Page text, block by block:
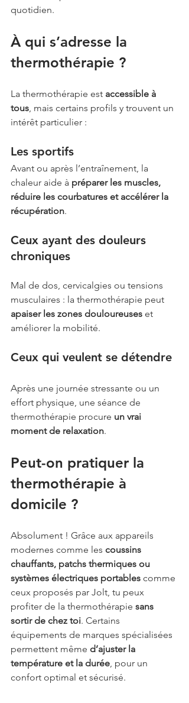
quotidien.
À qui s’adresse la
thermothérapie ?
La thermothérapie est accessible à
tous, mais certains profils y trouvent un
intérêt particulier :
Les sportifs
Avant ou après l’entraînement, la
chaleur aide à préparer les muscles,
réduire les courbatures et accélérer la
récupération.
Ceux ayant des douleurs
chroniques
Mal de dos, cervicalgies ou tensions
musculaires : la thermothérapie peut
apaiser les zones douloureuses et
améliorer la mobilité.
Ceux qui veulent se détendre
Après une journée stressante ou un
effort physique, une séance de
thermothérapie procure un vrai
moment de relaxation.
Peut-on pratiquer la
thermothérapie à
domicile ?
Absolument ! Grâce aux appareils
modernes comme les coussins
chauffants, patchs thermiques ou
systèmes électriques portables comme
ceux proposés par Jolt, tu peux
profiter de la thermothérapie sans
sortir de chez toi. Certains
équipements de marques spécialisées
permettent même d’ajuster la
température et la durée, pour un
confort optimal et sécurisé.